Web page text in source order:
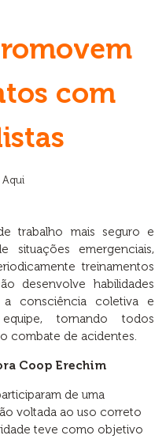
com
Aqui
trabalho mais seguro e
situações emergenciais,
treinamentos
desenvolve habilidades
a consciência coletiva e
tornando todos
combate de acidentes.
Coop Erechim
de uma
voltada ao uso correto
teve como objetivo